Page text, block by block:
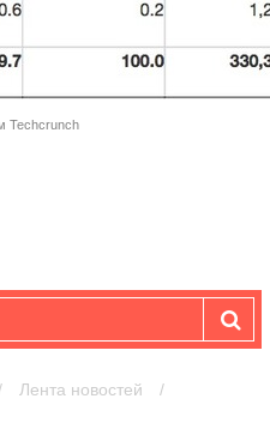
Techcrunch
Лента новостей
/